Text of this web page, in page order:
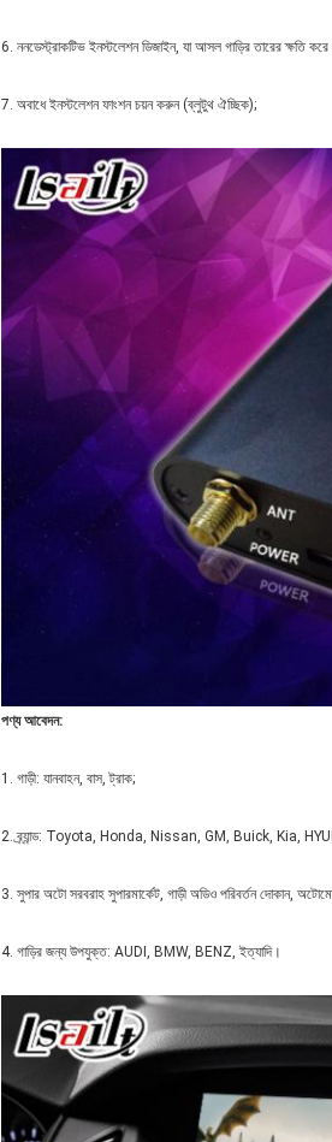
6. ননডেস্ট্রাকটিভ ইনস্টলেশন ডিজাইন, যা আসল গাড়ির তারের ক্ষতি
7. অবাধে ইনস্টলেশন ফাংশন চয়ন করুন (ব্লুটুথ ঐচ্ছিক);
পণ্য আবেদন:
1. গাড়ী: যানবাহন, বাস, ট্রাক;
2. ব্র্যান্ড: Toyota, Honda, Nissan, GM, Buick, Kia,
3. সুপার অটো সরবরাহ সুপারমার্কেট, গাড়ী অডিও পরিবর্তন দোকান,
4. গাড়ির জন্য উপযুক্ত: AUDI, BMW, BENZ, ইত্যাদি।